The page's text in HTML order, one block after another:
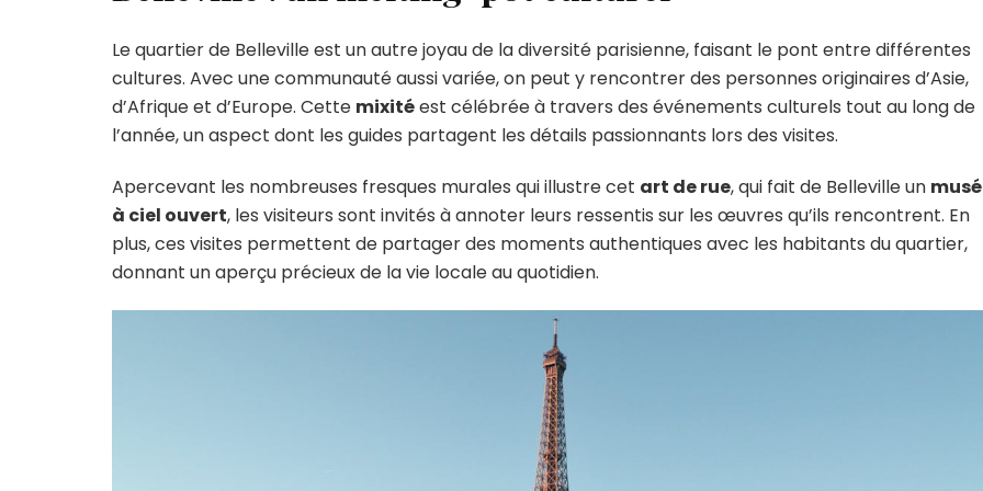
Le quartier de Belleville est un autre joyau de la diversité parisienne, faisant le pont entre différentes
cultures. Avec une communauté aussi variée, on peut y rencontrer des personnes originaires d’Asie,
d’Afrique et d’Europe. Cette mixitéest célébrée à travers des événements culturels tout au long de
l’année, un aspect dont les guides partagent les détails passionnants lors des visites.
Apercevant les nombreuses fresques murales qui illustre cet art de rue, qui fait de Belleville un
à ciel ouvert, les visiteurs sont invités à annoter leurs ressentis sur les œuvres qu’ils rencontrent. En
plus, ces visites permettent de partager des moments authentiques avec les habitants du quartier,
donnant un aperçu précieux de la vie locale au quotidien.